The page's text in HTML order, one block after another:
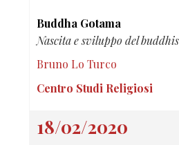
Buddha Gotama
Nascita e sviluppo del
Bruno Lo Turco
Centro Studi Religiosi
18/02/2020